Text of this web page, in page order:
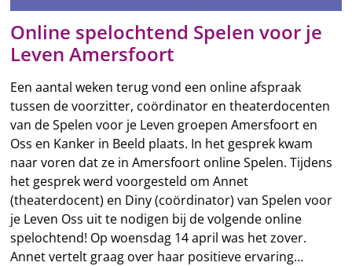
Online spelochtend Spelen voor je
Leven Amersfoort
Een aantal weken terug vond een online afspraak
tussen de voorzitter, coördinator en theaterdocenten
van de Spelen voor je Leven groepen Amersfoort en
Oss en Kanker in Beeld plaats. In het gesprek kwam
naar voren dat ze in Amersfoort online Spelen. Tijdens
het gesprek werd voorgesteld om Annet
(theaterdocent) en Diny (coördinator) van Spelen voor
je Leven Oss uit te nodigen bij de volgende online
spelochtend! Op woensdag 14 april was het zover.
Annet vertelt graag over haar positieve ervaring…